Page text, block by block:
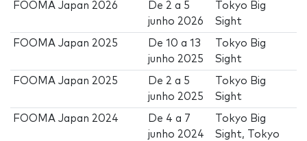
FOOMA Japan 2026 De 2 a 5
junho 2026
Tokyo Big
Sight
FOOMA Japan 2025 De10 a13
junho 2025
Tokyo Big
Sight
FOOMA Japan 2025 De 2 a 5
junho 2025
Tokyo Big
Sight
FOOMA Japan 2024 De 4 a 7
junho 2024
Tokyo Big
Sight, Tokyo